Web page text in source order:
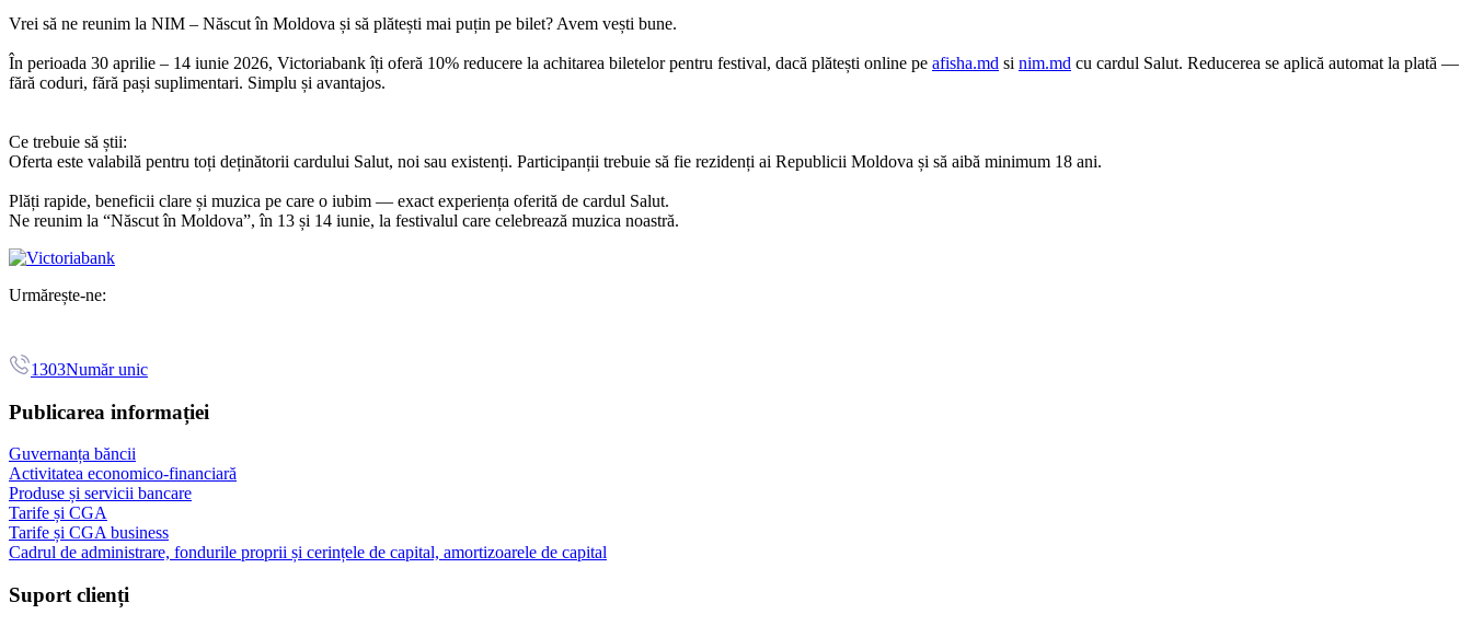
Vrei să ne reunim la NIM – Născut în Moldova și să plătești mai puțin pe bilet? Avem vești bune.
În perioada 30 aprilie – 14 iunie 2026, Victoriabank îți oferă 10% reducere la achitarea biletelor pentru festival, dacă plătești online pe afisha.md si nim.md cu cardul Salut. Reducerea se aplică automat la plată —
fără coduri, fără pași suplimentari. Simplu și avantajos.
Ce trebuie să știi:
Oferta este valabilă pentru toți deținătorii cardului Salut, noi sau existenți. Participanții trebuie să fie rezidenți ai Republicii Moldova și să aibă minimum 18 ani.
Plăți rapide, beneficii clare și muzica pe care o iubim — exact experiența oferită de cardul Salut.
Ne reunim la “Născut în Moldova”, în 13 și 14 iunie, la festivalul care celebrează muzica noastră.
Urmărește-ne:
1303Număr unic
Publicarea informației
Guvernanța băncii
Activitatea economico-financiară
Produse și servicii bancare
Tarife și CGA
Tarife și CGA business
Cadrul de administrare, fondurile proprii și cerințele de capital, amortizoarele de capital
Suport clienți